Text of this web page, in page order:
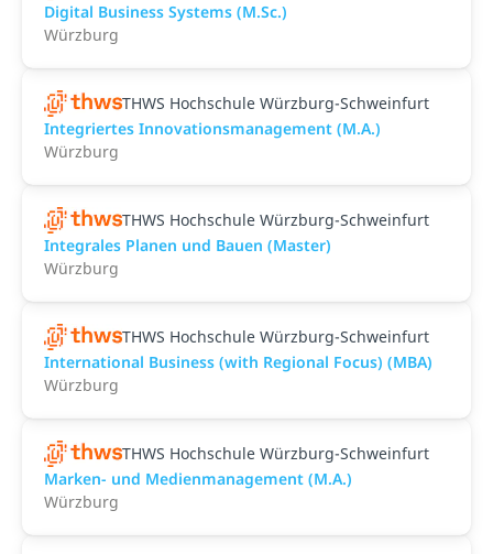
Digital Business Systems (M.Sc.)
Würzburg
THWS Hochschule Würzburg-Schweinfurt
Integriertes Innovationsmanagement (M.A.)
Würzburg
THWS Hochschule Würzburg-Schweinfurt
Integrales Planen und Bauen (Master)
Würzburg
THWS Hochschule Würzburg-Schweinfurt
International Business (with Regional Focus) (MBA)
Würzburg
THWS Hochschule Würzburg-Schweinfurt
Marken- und Medienmanagement (M.A.)
Würzburg